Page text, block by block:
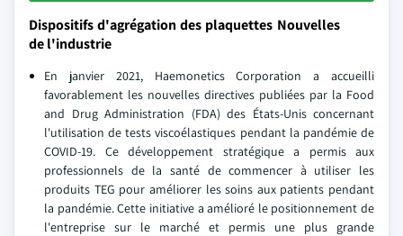
Dispositifs d'agrégation des plaquettes Nouvelles
de l'industrie
En janvier 2021, Haemonetics Corporation a accueilli
favorablement les nouvelles directives publiées par la Food
and Drug Administration (FDA) des États-Unis concernant
l'utilisation de tests viscoélastiques pendant la pandémie de
COVID-19. Ce développement stratégique a permis aux
professionnels de la santé de commencer à utiliser les
produits TEG pour améliorer les soins aux patients pendant
la pandémie. Cette initiative a amélioré le positionnement de
l'entreprise sur le marché et permis une plus grande